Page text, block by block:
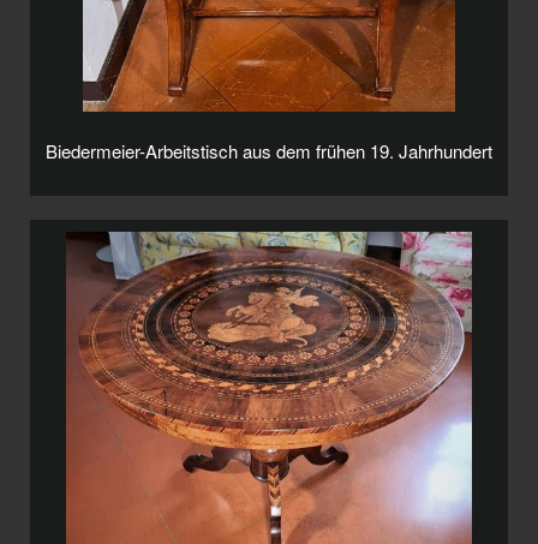
Biedermeier-Arbeitstisch aus dem frühen 19. Jahrhundert